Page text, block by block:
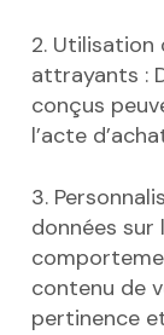
2.
attrayants :
conçus
l’acte
3.
données sur
contenu de
pertinence